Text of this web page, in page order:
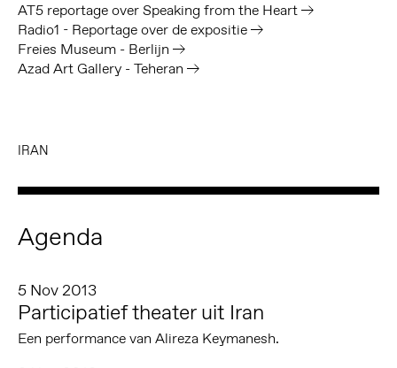
AT5 reportage over Speaking from the Heart
Radio1 - Reportage over de expositie
Freies Museum - Berlijn
Azad Art Gallery - Teheran
IRAN
Agenda
5 Nov 2013
Participatief theater uit Iran
Een performance van Alireza Keymanesh.